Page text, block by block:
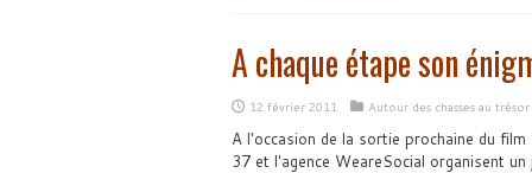
A chaque étape son
12 février 2011 Autour des chasses au trésor
A l'occasion de la sortie prochaine du
37 et l'agence WeareSocial organisent